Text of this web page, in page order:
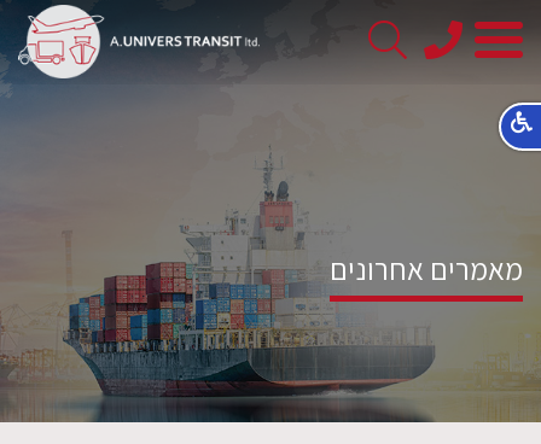
08-
8563145
מאמרים אחרונים